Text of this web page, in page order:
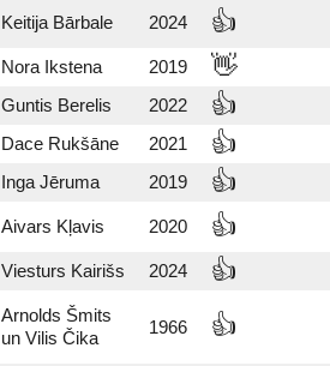
Keitija Bārbale 2024 👍
Nora Ikstena 2019 👋
Guntis Berelis 2022 👍
Dace Rukšāne 2021 👍
Inga Jēruma 2019 👍
Aivars Kļavis 2020 👍
Viesturs Kairišs 2024 👍
Arnolds Šmits
un Vilis Čika
1966 👍